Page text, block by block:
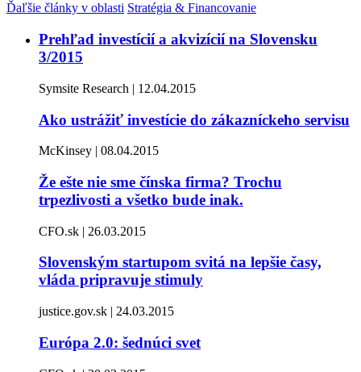
Ďaľšie články v oblasti Stratégia & Financovanie
Prehľad investícií a akvizícií na Slovensku
3/2015
Symsite Research | 12.04.2015
Ako ustrážiť investície do zákazníckeho servisu
McKinsey | 08.04.2015
Že ešte nie sme čínska firma? Trochu
trpezlivosti a všetko bude inak.
CFO.sk | 26.03.2015
Slovenským startupom svitá na lepšie časy,
vláda pripravuje stimuly
justice.gov.sk | 24.03.2015
Európa 2.0: šednúci svet